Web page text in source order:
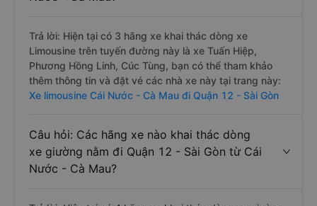
Trả lời: Hiện tại có 3 hãng xe khai thác dòng xe
Limousine trên tuyến đường này là xe Tuấn Hiệp,
Phương Hồng Linh, Cúc Tùng, bạn có thể tham khảo
thêm thông tin và đặt vé các nhà xe này tại trang này:
Xe limousine Cái Nước - Cà Mau đi Quận 12 - Sài Gòn
Câu hỏi: Các hãng xe nào khai thác dòng
xe giường nằm đi Quận 12 - Sài Gòn từ Cái
Nước - Cà Mau?